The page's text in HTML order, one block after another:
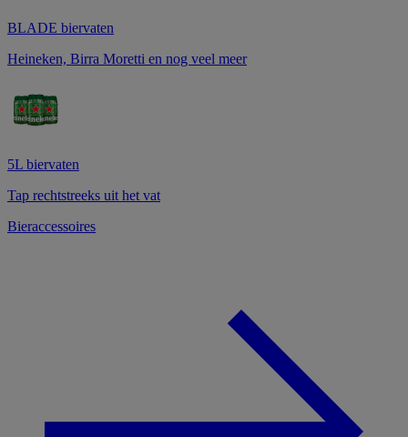
BLADE biervaten
Heineken, Birra Moretti en nog veel meer
5L biervaten
Tap rechtstreeks uit het vat
Bieraccessoires